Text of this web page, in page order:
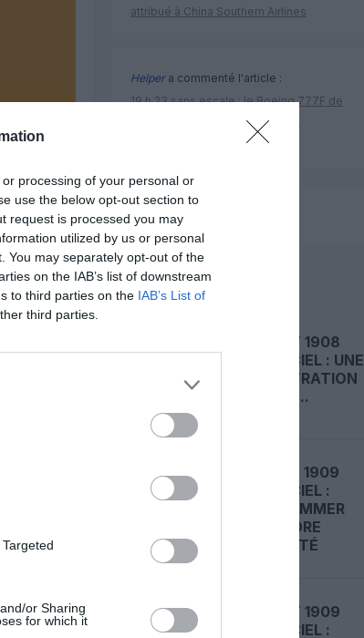
processing of your personal or
use the below opt-out section to
request is processed you may
utilized by us or personal
You may separately opt-out of the
on the IAB’s list of downstream
to third parties on the IAB’s List of
third parties.
or Sharing
for which it
Print
attribué à China Southern Airlines
Helpera commenté l'article :
19 h 23 sans escale : le Boeing 777F de
National Airlines relie l’Écosse à
histoire de l'aviation
LIRE AUSSI
LE 8 AOÛT 1908
DANS LE CIEL : UNE
DÉMONSTRATION
PUBLIQUE...
LE 7 AOÛT 1909
DANS LE CIEL :
ROGER SOMMER
FAIT ENCORE
L’ACTUALITÉ
LE 6 AOÛT 1909
DANS LE CIEL :